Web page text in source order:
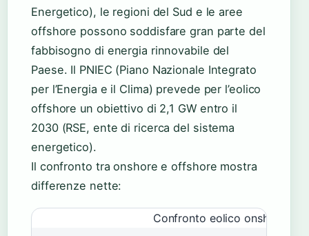
Energetico), le regioni del Sud e le aree
offshore possono soddisfare gran parte del
fabbisogno di energia rinnovabile del
Paese. Il PNIEC (Piano Nazionale Integrato
per l’Energia e il Clima) prevede per l’eolico
offshore un obiettivo di 2,1 GW entro il
2030 (RSE, ente di ricerca del sistema
energetico).
Il confronto tra onshore e offshore mostra
differenze nette:
Confronto eolico onshore vs